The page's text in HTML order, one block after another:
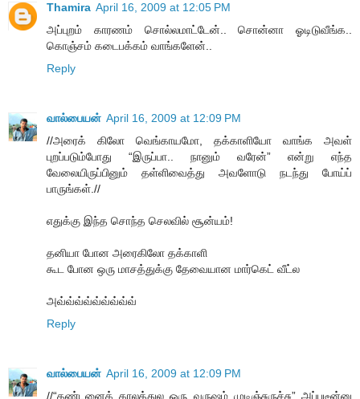
Thamira April 16, 2009 at 12:05 PM
அப்புறம் காரணம் சொல்லமாட்டேன்.. சொன்னா ஓடிடுவீங்க..
கொஞ்சம் கடைபக்கம் வாங்களேன்..
Reply
வால்பையன் April 16, 2009 at 12:09 PM
//அரைக் கிலோ வெங்காயமோ, தக்காளியோ வாங்க அவள்
புறப்படும்போது “இருப்பா.. நானும் வரேன்” என்று எந்த
வேலையிருப்பினும் தள்ளிவைத்து அவளோடு நடந்து போய்ப்
பாருங்கள்.//
எதுக்கு இந்த சொந்த செலவில் சூன்யம்!
தனியா போன அரைகிலோ தக்காளி
கூட போன ஒரு மாசத்துக்கு தேவையான மார்கெட் வீட்ல
அவ்வ்வ்வ்வ்வ்வ்வ்வ்
Reply
வால்பையன் April 16, 2009 at 12:09 PM
//“தண்டனைக் காலத்துல ஒரு வருஷம் முடிஞ்சுருச்சு” அப்படீன்னு